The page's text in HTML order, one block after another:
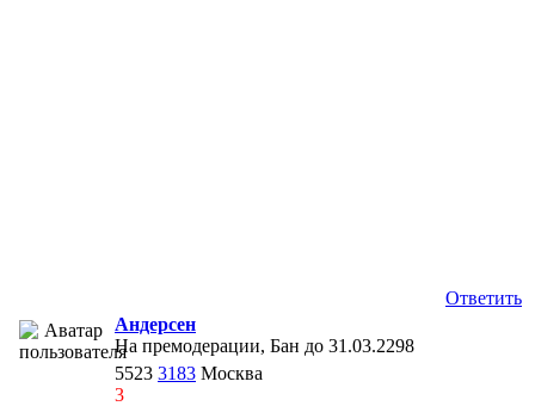
Ответить
Андерсен
На премодерации, Бан до 31.03.2298
5523 3183 Москва
3